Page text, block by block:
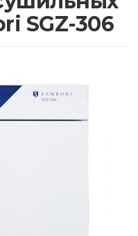
SGZ-306